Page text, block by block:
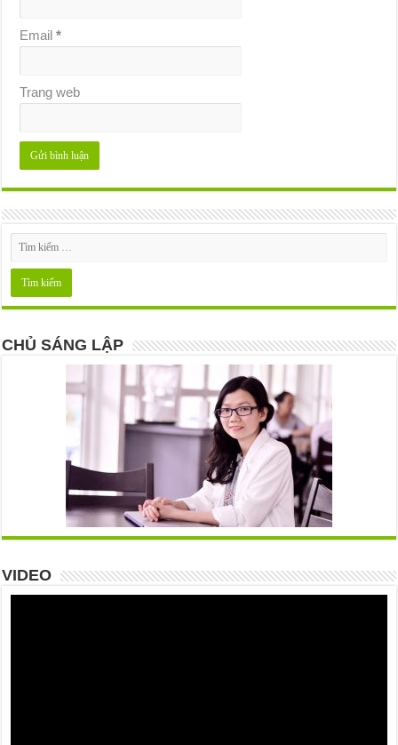
Email*
Trang web
CHỦ SÁNG LẬP
VIDEO